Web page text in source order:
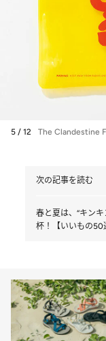
5 / 12 The Clandestine
次の記事を読む
春と夏は、“キン
杯！【いいもの50